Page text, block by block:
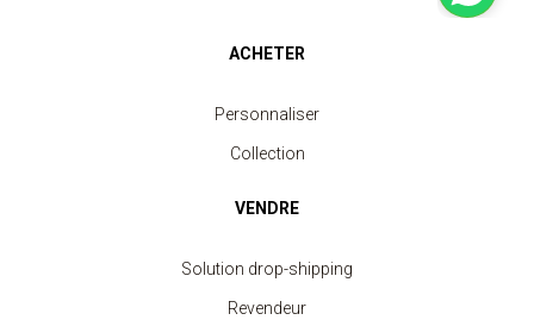
ACHETER
Personnaliser
Collection
VENDRE
Solution drop-shipping
Revendeur